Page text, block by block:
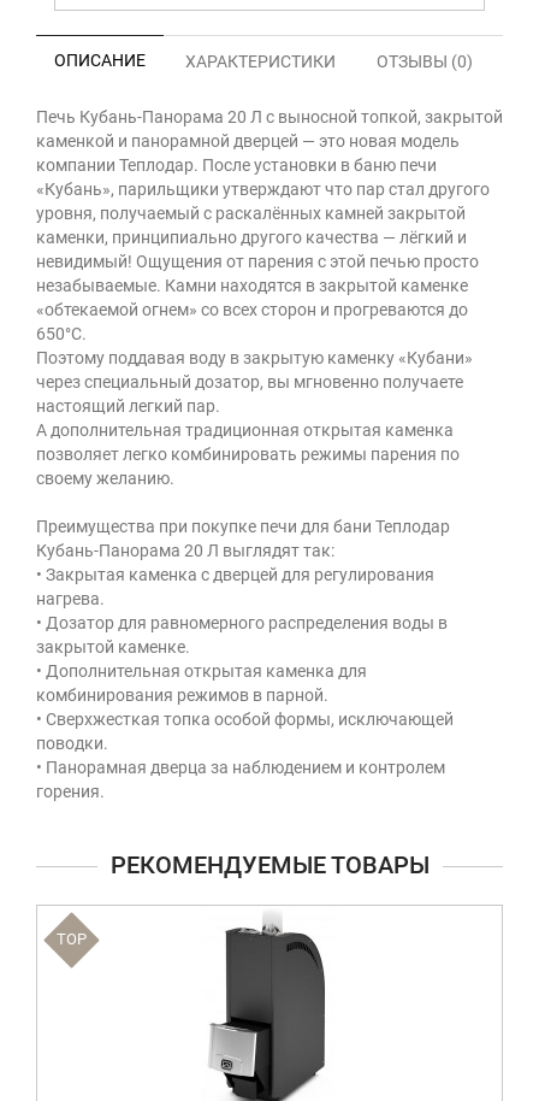
ОПИСАНИЕ ХАРАКТЕРИСТИКИ ОТЗЫВЫ (0)
Печь Кубань-Панорама 20 Л с выносной топкой, закрытой
каменкой и панорамной дверцей — это новая модель
компании Теплодар. После установки в баню печи
«Кубань», парильщики утверждают что пар стал другого
уровня, получаемый с раскалённых камней закрытой
каменки, принципиально другого качества — лёгкий и
невидимый! Ощущения от парения с этой печью просто
незабываемые. Камни находятся в закрытой каменке
«обтекаемой огнем» со всех сторон и прогреваются до
650°С.
Поэтому поддавая воду в закрытую каменку «Кубани»
через специальный дозатор, вы мгновенно получаете
настоящий легкий пар.
А дополнительная традиционная открытая каменка
позволяет легко комбинировать режимы парения по
своему желанию.
Преимущества при покупке печи для бани Теплодар
Кубань-Панорама 20 Л выглядят так:
• Закрытая каменка с дверцей для регулирования
нагрева.
• Дозатор для равномерного распределения воды в
закрытой каменке.
• Дополнительная открытая каменка для
комбинирования режимов в парной.
• Сверхжесткая топка особой формы, исключающей
поводки.
• Панорамная дверца за наблюдением и контролем
горения.
РЕКОМЕНДУЕМЫЕ ТОВАРЫ
TOP